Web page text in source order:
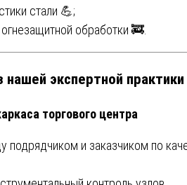
стали 💪;
обработки 🚒.
экспертной практики
торгового центра
подрядчиком и заказчиком по